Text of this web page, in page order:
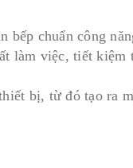
bếp chuẩn công
làm việc, tiết kiệm
bị, từ đó tạo ra